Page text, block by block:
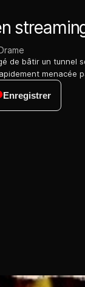
de bâtir un tunnel
menacée
Enregistrer